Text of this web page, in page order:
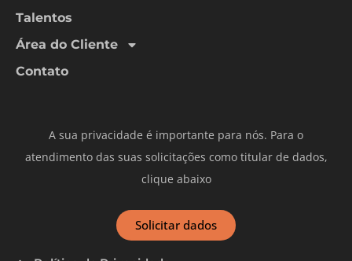
Talentos
Área do Cliente
Contato
A sua privacidade é importante para nós. Para o
atendimento das suas solicitações como titular de dados,
clique abaixo
Solicitar dados